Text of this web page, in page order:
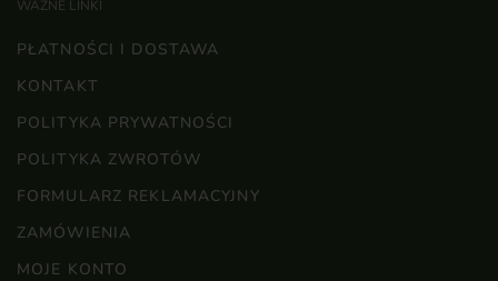
WAŻNE LINKI
PŁATNOŚCI I DOSTAWA
KONTAKT
POLITYKA PRYWATNOŚCI
POLITYKA ZWROTÓW
FORMULARZ REKLAMACYJNY
ZAMÓWIENIA
MOJE KONTO